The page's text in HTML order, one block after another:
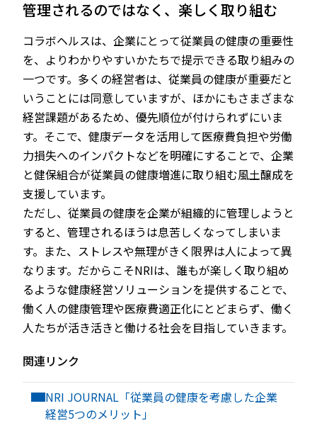
管理されるのではなく、楽しく取り組む
コラボヘルスは、企業にとって従業員の健康の重要性
を、よりわかりやすいかたちで提示できる取り組みの
一つです。多くの経営者は、従業員の健康が重要だと
いうことには同意していますが、ほかにもさまざまな
経営課題があるため、優先順位が付けられずにいま
す。そこで、健康データを活用して医療費負担や労働
力損失へのインパクトなどを明確にすることで、企業
と健保組合が従業員の健康増進に取り組む風土醸成を
支援しています。
ただし、従業員の健康を企業が組織的に管理しようと
すると、管理されるほうは息苦しくなってしまいま
す。また、ストレスや無理がきく限界は人によって異
なります。だからこそNRIは、誰もが楽しく取り組め
るような健康経営ソリューションを提供することで、
働く人の健康管理や医療費適正化にとどまらず、働く
人たちが活き活きと働ける社会を目指していきます。
関連リンク
NRI JOURNAL「従業員の健康を考慮した企業
経営5つのメリット」